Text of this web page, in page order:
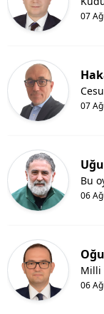
07
07
06
Bu
06
Milli